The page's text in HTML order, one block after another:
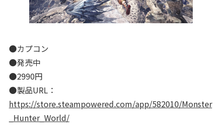
●カプコン
●発売中
●2990円
●製品URL：
https://store.steampowered.com/app/582010/Monster
_Hunter_World/